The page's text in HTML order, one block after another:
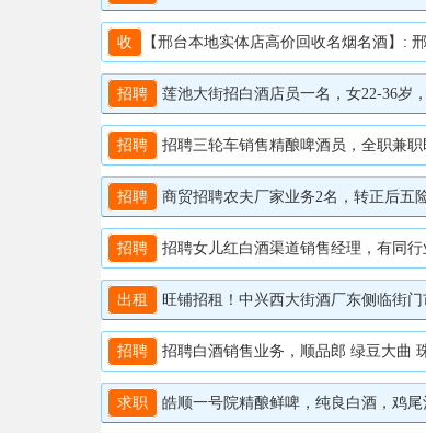
收 【邢台本地实体店高价回收名烟名酒】: 邢台本地实体店高价回收名烟名酒，国窖
招聘 莲池大街招白酒店员一名，女22-36岁
招聘 招聘三轮车销售精酿啤酒员，全职兼职
招聘 商贸招聘农夫厂家业务2名，转正后五
招聘 招聘女儿红白酒渠道销售经理，有同
出租 旺铺招租！中兴西大街酒厂东侧临街
招聘 招聘白酒销售业务，顺品郎 绿豆大曲
求职 皓顺一号院精酿鲜啤，纯良白酒，鸡尾